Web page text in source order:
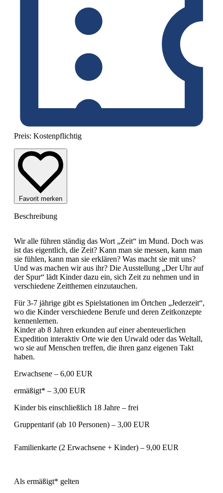
Preis: Kostenpflichtig
Favorit merken
Beschreibung
Wir alle führen ständig das Wort „Zeit“ im Mund. Doch was
ist das eigentlich, die Zeit? Kann man sie messen, kann man
sie fühlen, kann man sie erklären? Was macht sie mit uns?
Und was machen wir aus ihr? Die Ausstellung „Der Uhr auf
der Spur“ lädt Kinder dazu ein, sich Zeit zu nehmen und in
verschiedene Zeitthemen einzutauchen.
Für 3-7 jährige gibt es Spielstationen im Örtchen „Jederzeit“,
wo die Kinder verschiedene Berufe und deren Zeitkonzepte
kennenlernen.
Kinder ab 8 Jahren erkunden auf einer abenteuerlichen
Expedition interaktiv Orte wie den Urwald oder das Weltall,
wo sie auf Menschen treffen, die ihren ganz eigenen Takt
haben.
Erwachsene – 6,00 EUR
ermäßigt* – 3,00 EUR
Kinder bis einschließlich 18 Jahre – frei
Gruppentarif (ab 10 Personen) – 3,00 EUR
Familienkarte (2 Erwachsene + Kinder) – 9,00 EUR
Als ermäßigt* gelten